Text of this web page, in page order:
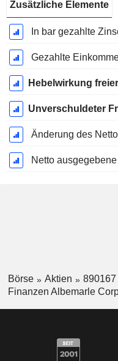
Zusätzliche Elemente
In bar gezahlte
Hebelwirkung
Unverschuldeter
Änderung des
Netto
Börse Aktien
890167
Finanzen Albemarle